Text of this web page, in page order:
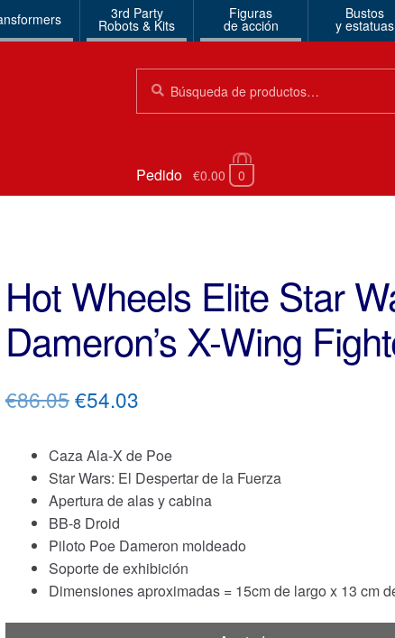
3rd Party
Robots & Kits
Figuras
de acción
Bustos
y estatuas
Pedido €0.00 0
Hot Wheels Elite Star
Dameron’s X-Wing
€86.05El
original
era:
€86.05.
€54.03El
actual
es:
Caza Ala-X de Poe
Star Wars: El Despertar de la Fuerza
Apertura de alas y cabina
BB-8 Droid
Piloto Poe Dameron moldeado
Soporte de exhibición
Dimensiones aproximadas = 15cm de largo x 13 cm